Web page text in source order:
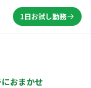
1日お試し勤務
おまかせ